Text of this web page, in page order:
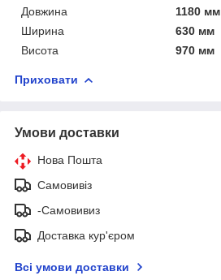
Довжина
1180 мм
Ширина
630 мм
Висота
970 мм
Приховати
Умови доставки
Нова Пошта
Самовивіз
-Самовивиз
Доставка кур'єром
Всі умови доставки